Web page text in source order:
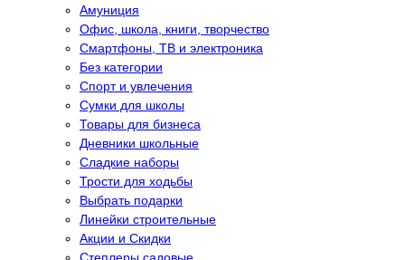
Амуниция
Офис, школа, книги, творчество
Смартфоны, ТВ и электроника
Без категории
Спорт и увлечения
Сумки для школы
Товары для бизнеса
Дневники школьные
Сладкие наборы
Трости для ходьбы
Выбрать подарки
Линейки строительные
Акции и Скидки